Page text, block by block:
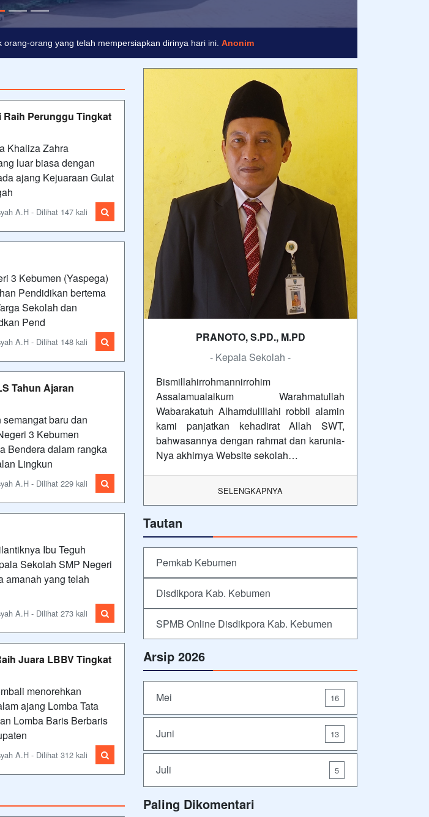
orang yang telah mempersiapkan dirinya hari ini.
tanpa agama adalah lumpuh.Anonim
Raih Perunggu Tingkat
Khaliza Zahra
luar biasa dengan
ajang Kejuaraan Gulat
A.H - Dilihat 147 kali
3 Kebumen (Yaspega)
Pendidikan bertema
Sekolah dan
Pend
A.H - Dilihat 148 kali
Tahun Ajaran
baru dan
3 Kebumen
Bendera dalam rangka
Lingkun
A.H - Dilihat 229 kali
Ibu Teguh
Sekolah SMP Negeri
amanah yang telah
A.H - Dilihat 273 kali
Juara LBBV Tingkat
menorehkan
ajang Lomba Tata
Lomba Baris Berbaris
A.H - Dilihat 312 kali
PRANOTO, S.PD., M.PD
- Kepala Sekolah -
Bismillahirrohmannirrohim
Assalamualaikum Warahmatullah
Wabarakatuh Alhamdulillahi robbil alamin
kami panjatkan kehadirat Allah SWT,
bahwasannya dengan rahmat dan karunia-
Nya akhirnya Website sekolah…
SELENGKAPNYA
Tautan
Pemkab Kebumen
Disdikpora Kab. Kebumen
SPMB Online Disdikpora Kab. Kebumen
Arsip 2026
Mei 16
Juni 13
Juli 5
Paling Dikomentari